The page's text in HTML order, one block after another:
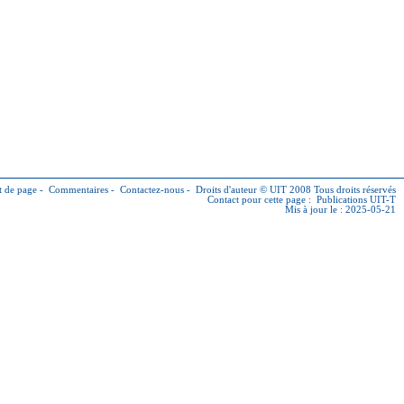
de page - Commentaires - Contactez-nous - Droits d'auteur © UIT 2008 Tous droits réservés
Contact pour cette page : Publications UIT-T
Mis à jour le : 2025-05-21